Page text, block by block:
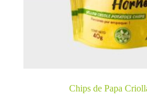
Chips de Papa